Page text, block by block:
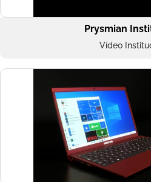
Prysmian
Vídeo